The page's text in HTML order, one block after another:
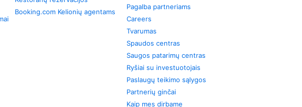
Booking.com Kelionių agentams
Pagalba partneriams
Careers
Tvarumas
Spaudos centras
Saugos patarimų centras
Ryšiai su investuotojais
Paslaugų teikimo sąlygos
Partnerių ginčai
Kaip mes dirbame